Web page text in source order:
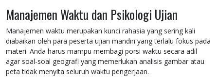
Manajemen Waktu dan Psikologi Ujian
Manajemen waktu merupakan kunci rahasia yang sering kali
diabaikan oleh para peserta ujian mandiri yang terlalu fokus pada
materi. Anda harus mampu membagi porsi waktu secara adil
agar soal-soal geografi yang memerlukan analisis gambar atau
peta tidak menyita seluruh waktu pengerjaan.